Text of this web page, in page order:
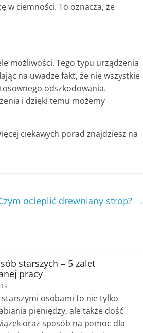
w ciemności. To oznacza, że
możliwości. Tego typu urządzenia
na uwadze fakt, że nie wszystkie
odszkodowania.
i dzięki temu możemy
ciekawych porad znajdziesz na
ocieplić drewniany strop? →
starszych – 5 zalet
pracy
starszymi osobami to nie tylko
pieniędzy, ale także dość
oraz sposób na pomoc dla